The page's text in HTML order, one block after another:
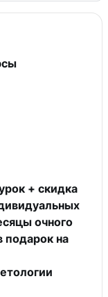
+ скидка
очного
подарок на